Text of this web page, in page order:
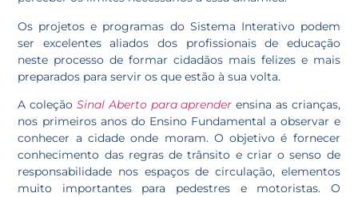
Os projetos e programas do Sistema Interativo podem
ser excelentes aliados dos profissionais de educação
neste processo de formar cidadãos mais felizes e mais
preparados para servir os que estão à sua volta.
A coleção Sinal Aberto para aprender ensina as crianças,
nos primeiros anos do Ensino Fundamental a observar e
conhecer a cidade onde moram. O objetivo é fornecer
conhecimento das regras de trânsito e criar o senso de
responsabilidade nos espaços de circulação, elementos
muito importantes para pedestres e motoristas. O